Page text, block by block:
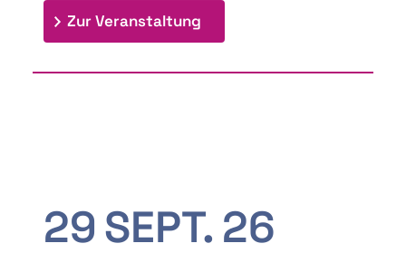
Zur Veranstaltung
29SEPT. 26